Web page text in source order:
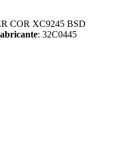
COR XC9245 BSD
: 32C0445